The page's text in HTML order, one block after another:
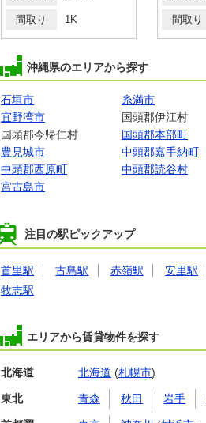
間取り 1K 間取り
沖縄県のエリアから探す
石垣市 糸満市
宜野湾市
国頭郡伊江村
国頭郡今帰仁村
国頭郡本部町
豊見城市
中頭郡嘉手納町
中頭郡西原町
中頭郡読谷村
宮古島市
注目の駅ピックアップ
首里駅 古島駅 赤嶺駅 安里駅
牧志駅
エリアから賃貸物件を探す
北海道 北海道 (札幌市)
東北 青森 秋田 岩手